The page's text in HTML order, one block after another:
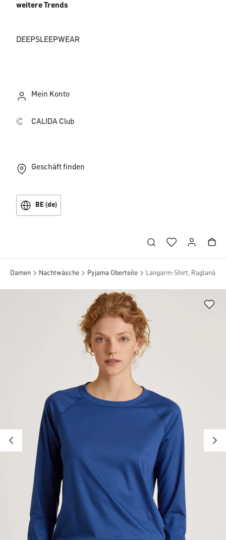
weitere Trends
DEEPSLEEPWEAR
Mein Konto
CALIDA Club
Geschäft finden
BE (de)
Damen Nachtwäsche Pyjama Oberteile Langarm-Shirt,